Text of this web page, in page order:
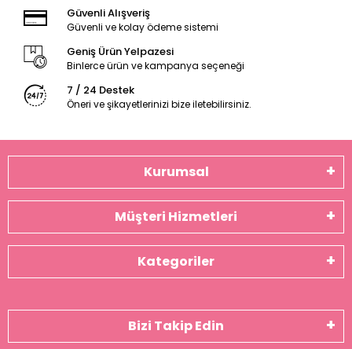
Güvenli Alışveriş
Güvenli ve kolay ödeme sistemi
Geniş Ürün Yelpazesi
Binlerce ürün ve kampanya seçeneği
7 / 24 Destek
Öneri ve şikayetlerinizi bize iletebilirsiniz.
Kurumsal
Müşteri Hizmetleri
Kategoriler
Bizi Takip Edin